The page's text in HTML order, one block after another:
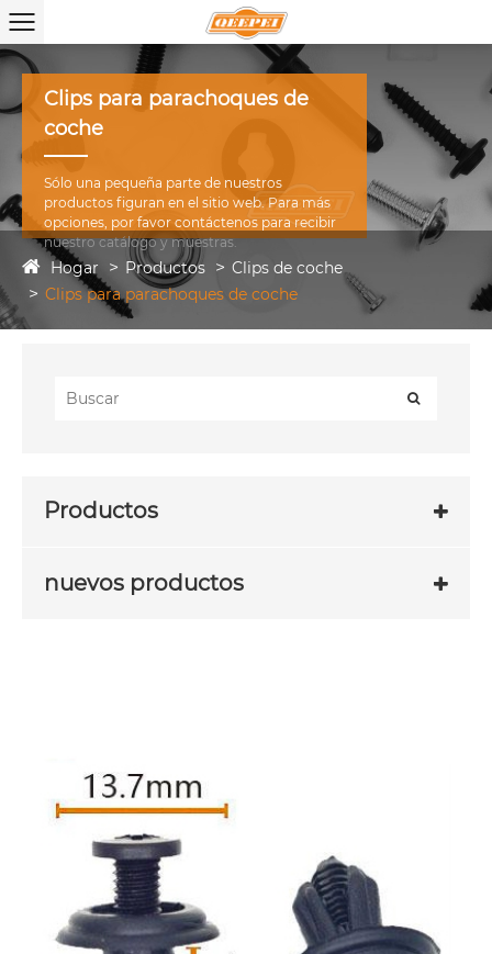
Clips para parachoques de
coche
Sólo una pequeña parte de nuestros
productos figuran en el sitio web. Para más
opciones, por favor contáctenos para recibir
nuestro catálogo y muestras.
Hogar Productos
Clips de coche
Clips para parachoques de coche
Productos
nuevos productos